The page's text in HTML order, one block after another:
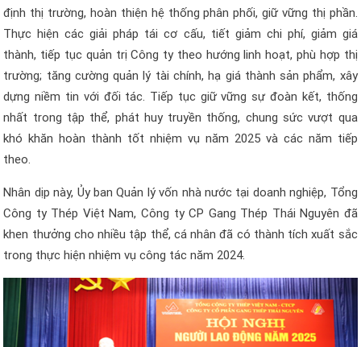
định thị trường, hoàn thiện hệ thống phân phối, giữ vững thị phần.
Thực hiện các giải pháp tái cơ cấu, tiết giảm chi phí, giảm giá
thành, tiếp tục quản trị Công ty theo hướng linh hoạt, phù hợp thị
trường; tăng cường quản lý tài chính, hạ giá thành sản phẩm, xây
dựng niềm tin với đối tác. Tiếp tục giữ vững sự đoàn kết, thống
nhất trong tập thể, phát huy truyền thống, chung sức vượt qua
khó khăn hoàn thành tốt nhiệm vụ năm 2025 và các năm tiếp
theo.
Nhân dịp này, Ủy ban Quản lý vốn nhà nước tại doanh nghiệp, Tổng
Công ty Thép Việt Nam, Công ty CP Gang Thép Thái Nguyên đã
khen thưởng cho nhiều tập thể, cá nhân đã có thành tích xuất sắc
trong thực hiện nhiệm vụ công tác năm 2024.